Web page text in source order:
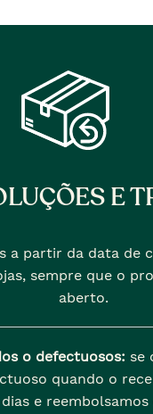
E
a partir da data de
sempre que o
aberto.
o defectuosos: se
quando o
e